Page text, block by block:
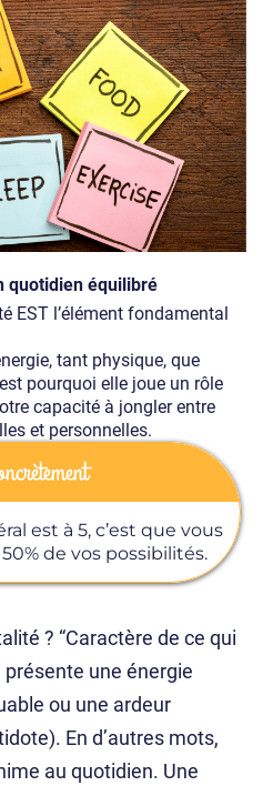
quotidien équilibré
EST l’élément fondamental
tant physique, que
pourquoi elle joue un rôle
capacité à jongler entre
et personnelles.
est à 5, c’est que vous
de vos possibilités.
? “Caractère de ce qui
une énergie
ou une ardeur
En d’autres mots,
au quotidien. Une